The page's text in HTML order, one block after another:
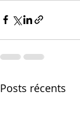
Posts récents